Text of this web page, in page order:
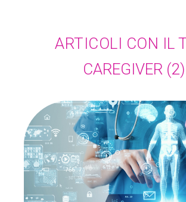
CAREGIVER(2)
ARTICOLI CON IL